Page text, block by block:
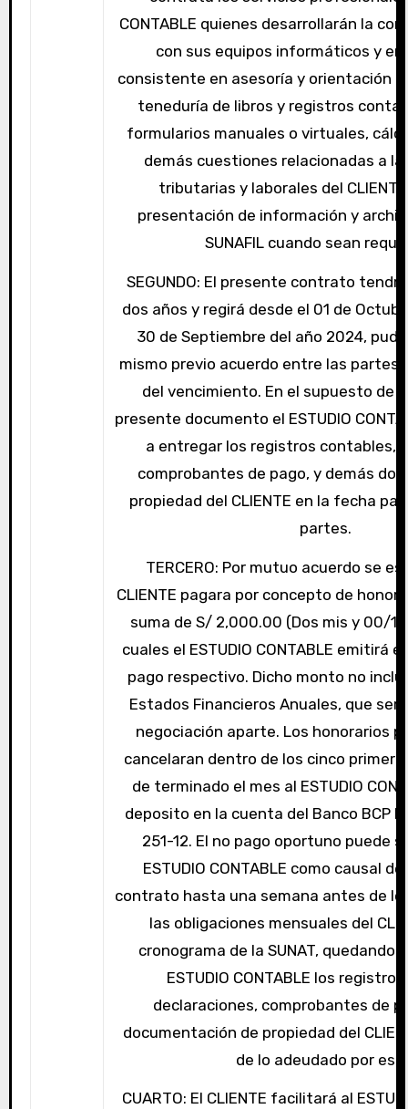
CONTABLE quienes desarrollarán la
con sus equipos informáticos y en
consistente en asesoría y orientación
teneduría de libros y registros
formularios manuales o virtuales,
demás cuestiones relacionadas a
tributarias y laborales del
presentación de información y
SUNAFIL cuando sean
SEGUNDO: El presente contrato
dos años y regirá desde el 01 de
30 de Septiembre del año 2024,
mismo previo acuerdo entre las partes
del vencimiento. En el supuesto de
presente documento el ESTUDIO
a entregar los registros contables,
comprobantes de pago, y demás
propiedad del CLIENTE en la fecha
partes.
TERCERO: Por mutuo acuerdo se
CLIENTE pagara por concepto de
suma de S/ 2,000.00 (Dos mis y 00/
cuales el ESTUDIO CONTABLE emitirá
pago respectivo. Dicho monto no
Estados Financieros Anuales, que
negociación aparte. Los honorarios
cancelaran dentro de los cinco
de terminado el mes al ESTUDIO
deposito en la cuenta del Banco BCP
251-12. El no pago oportuno puede
ESTUDIO CONTABLE como causal
contrato hasta una semana antes de
las obligaciones mensuales del
cronograma de la SUNAT, quedando
ESTUDIO CONTABLE los
declaraciones, comprobantes de
documentación de propiedad del
de lo adeudado por
CUARTO: El CLIENTE facilitará al